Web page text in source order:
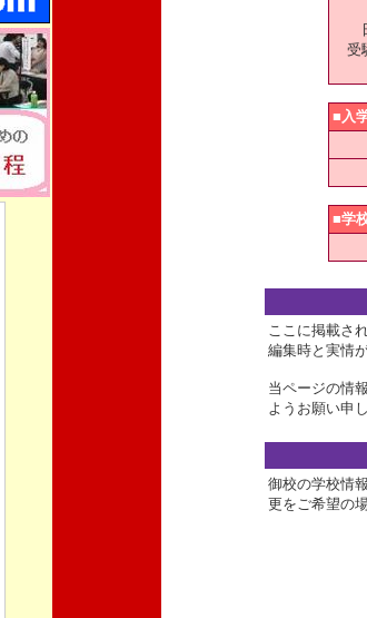
受
■入
■学
ここに掲載さ
編集時と実情
当ページの情
ようお願い申
御校の学校情
更をご希望の